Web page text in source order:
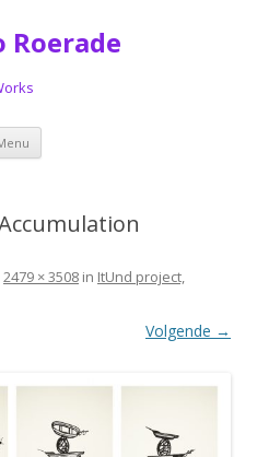
Spring
de
2479 × 3508 in ItUnd project,
Volgende →